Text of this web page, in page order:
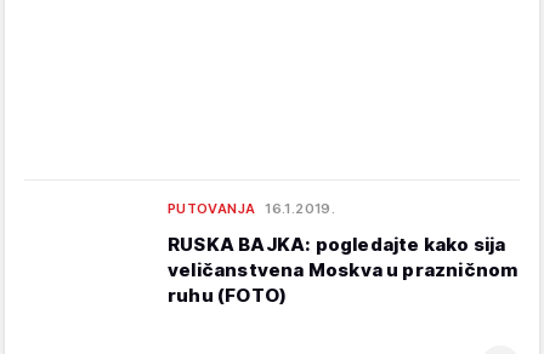
PUTOVANJA 16.1.2019.
RUSKA BAJKA: pogledajte kako sija
veličanstvena Moskva u prazničnom
ruhu (FOTO)